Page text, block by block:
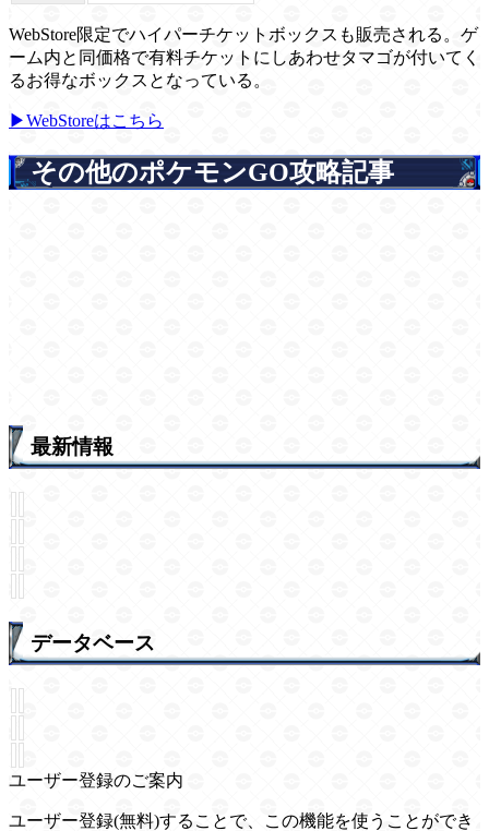
WebStore限定でハイパーチケットボックスも販売される。ゲ
ーム内と同価格で有料チケットにしあわせタマゴが付いてく
るお得なボックスとなっている。
▶WebStoreはこちら
その他のポケモンGO攻略記事
最新情報
データベース
ユーザー登録のご案内
ユーザー登録(無料)することで、この機能を使うことができ